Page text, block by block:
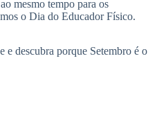
mesmo tempo para os
o Dia do Educador Físico.
e descubra porque Setembro é o